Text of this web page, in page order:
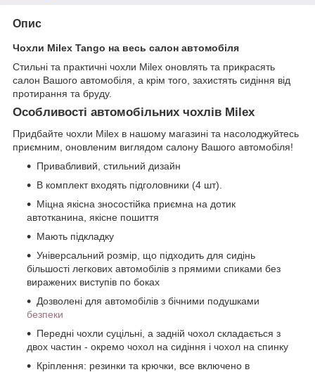
Опис
Чохли Milex Tango на весь салон автомобіля
Стильні та практичні чохли Milex оновлять та прикрасять
салон Вашого автомобіля, а крім того, захистять сидіння від
протирання та бруду.
Особливості автомобільних чохлів Milex
Придбайте чохли Milex в нашому магазині та насолоджуйтесь
приємним, оновленим виглядом салону Вашого автомобіля!
Привабливий, стильний дизайн
В комплект входять підголовники (4 шт).
Міцна якісна зносостійка приємна на дотик
автотканина, якісне пошиття
Мають підкладку
Універсальний розмір, що підходить для сидінь
більшості легкових автомобілів з прямими спиками без
виражених виступів по боках
Дозволені для автомобілів з бічними подушками
безпеки
Передні чохли суцільні, а задній чохол складається з
двох частин - окремо чохол на сидіння і чохол на спинку
Кріплення: резинки та крючки, все включено в